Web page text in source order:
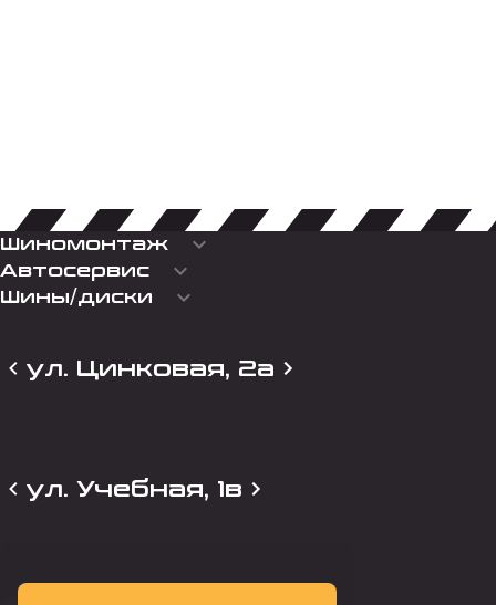
Шиномонтаж keyboard_arrow_down
Автосервис keyboard_arrow_down
Шины/диски keyboard_arrow_down
ул. Цинковая, 2а
ул. Учебная, 1в